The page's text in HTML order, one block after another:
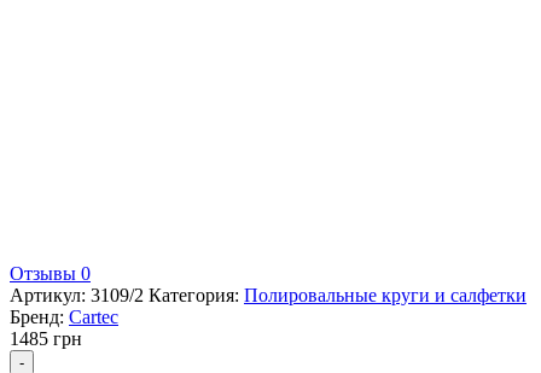
Отзывы 0
Артикул: 3109/2 Категория: Полировальные круги и салфетки
Бренд: Cartec
1485 грн
- Количество